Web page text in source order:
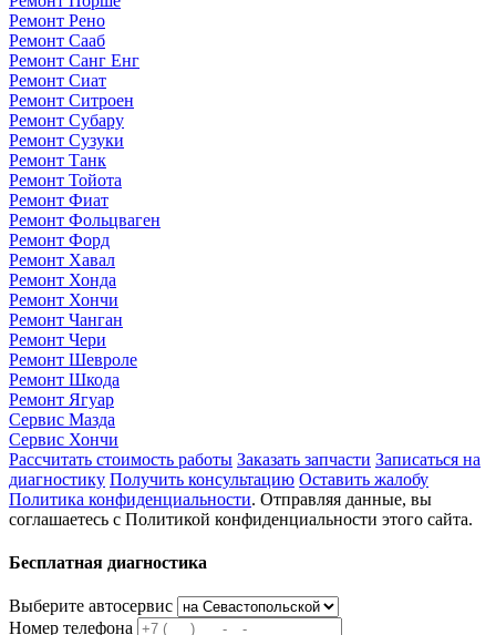
Ремонт Рено
Ремонт Сааб
Ремонт Санг Енг
Ремонт Сиат
Ремонт Ситроен
Ремонт Субару
Ремонт Сузуки
Ремонт Танк
Ремонт Тойота
Ремонт Фиат
Ремонт Фольцваген
Ремонт Форд
Ремонт Хавал
Ремонт Хонда
Ремонт Хончи
Ремонт Чанган
Ремонт Чери
Ремонт Шевроле
Ремонт Шкода
Ремонт Ягуар
Сервис Мазда
Сервис Хончи
Рассчитать стоимость работы Заказать запчасти Записаться на
диагностику Получить консультацию Оставить жалобу
Политика конфиденциальности. Отправляя данные, вы
соглашаетесь с Политикой конфиденциальности этого сайта.
Бесплатная диагностика
Выберите автосервис
Номер телефона